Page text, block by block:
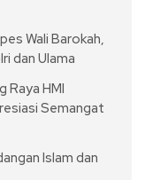
Wali Barokah,
dan Ulama
Raya HMI
Semangat
Islam dan